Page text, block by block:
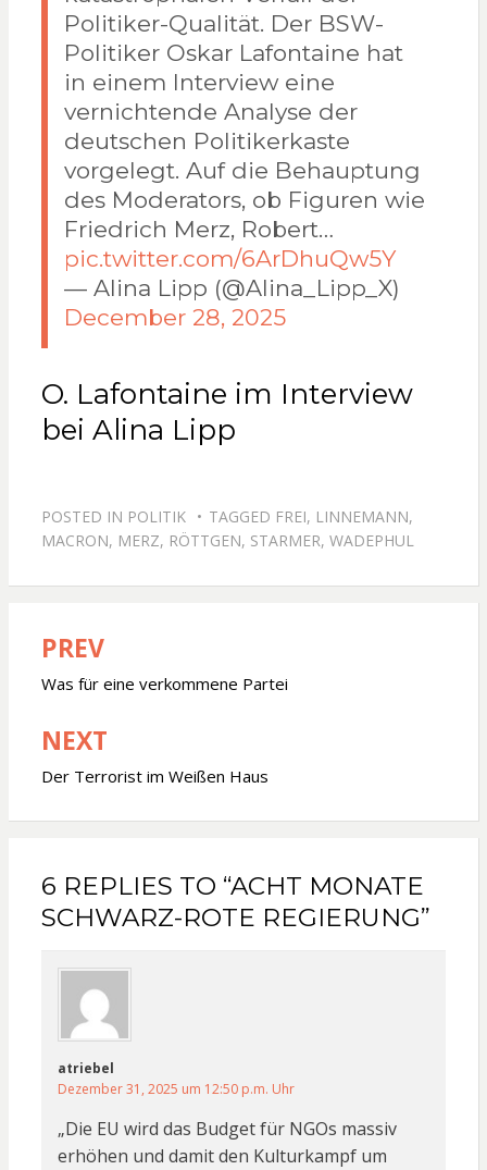
Politiker-Qualität. Der BSW-
Politiker Oskar Lafontaine hat
in einem Interview eine
vernichtende Analyse der
deutschen Politikerkaste
vorgelegt. Auf die Behauptung
des Moderators, ob Figuren wie
Friedrich Merz, Robert…
pic.twitter.com/6ArDhuQw5Y
— Alina Lipp (@Alina_Lipp_X)
December 28, 2025
O. Lafontaine im Interview
bei Alina Lipp
POSTED IN POLITIK TAGGED FREI, LINNEMANN,
MACRON, MERZ, RÖTTGEN, STARMER, WADEPHUL
Beitragsnavigation
PREV
Was für eine verkommene Partei
NEXT
Der Terrorist im Weißen Haus
6 REPLIES TO “ACHT MONATE
SCHWARZ-ROTE REGIERUNG”
atriebel
Dezember 31, 2025 um 12:50 p.m. Uhr
„Die EU wird das Budget für NGOs massiv
erhöhen und damit den Kulturkampf um